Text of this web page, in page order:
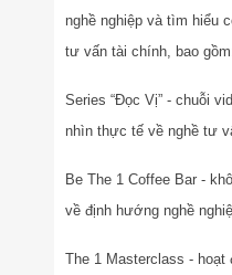
nghề nghiệp và tìm hiểu
tư vấn tài chính, bao
Series “Đọc Vị” - chuỗi
nhìn thực tế về nghề tư
Be The 1 Coffee Bar -
về định hướng nghề
The 1 Masterclass - hoạt